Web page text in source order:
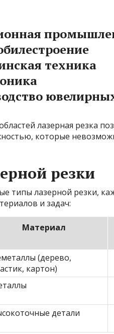
техника
лазерная резка
которые
резки
типы лазерной резки,
и задач:
Материал
(дерево,
картон)
детали